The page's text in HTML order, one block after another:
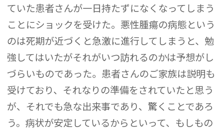
ていた患者さんが一日持たずになくなってしまう
ことにショックを受けた。悪性腫瘍の病態という
のは死期が近づくと急激に進行してしまうと、勉
強してはいたがそれがいつ訪れるのかは予想がし
づらいものであった。患者さんのご家族は説明も
受けており、それなりの準備をされていたと思う
が、それでも急な出来事であり、驚くことであろ
う。病状が安定しているからといって、もしもの